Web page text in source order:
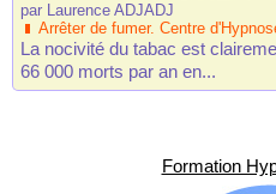
par Laurence ADJADJ
Arrêter de fumer. Centre
La nocivité du tabac est
66 000 morts par an en...
Formation